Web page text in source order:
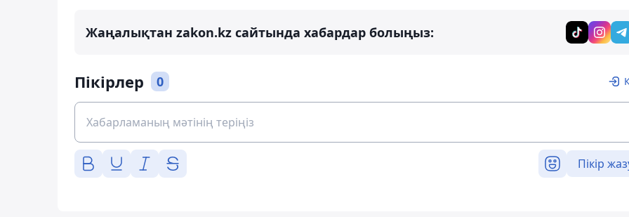
Жаңалықтан zakon.kz сайтында хабардар болыңыз:
Пікірлер 0
Пікір